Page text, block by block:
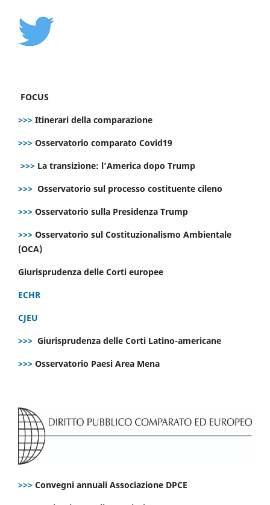
FOCUS
>>> Itinerari della comparazione
>>> Osservatorio comparato Covid19
>>> La transizione: l’America dopo Trump
>>> Osservatorio sul processo costituente cileno
>>> Osservatorio sulla Presidenza Trump
>>> Osservatorio sul Costituzionalismo Ambientale
(OCA)
Giurisprudenza delle Corti europee
ECHR
CJEU
>>> Giurisprudenza delle Corti Latino-americane
>>> Osservatorio Paesi Area Mena
>>> Convegni annuali Associazione DPCE